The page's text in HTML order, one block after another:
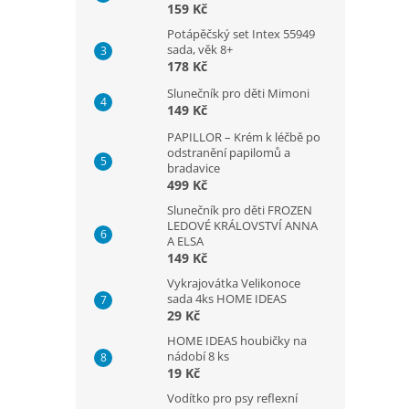
159 Kč
Potápěčský set Intex 55949
sada, věk 8+
178 Kč
Slunečník pro děti Mimoni
149 Kč
PAPILLOR – Krém k léčbě po
odstranění papilomů a
bradavice
499 Kč
Slunečník pro děti FROZEN
LEDOVÉ KRÁLOVSTVÍ ANNA
A ELSA
149 Kč
Vykrajovátka Velikonoce
sada 4ks HOME IDEAS
29 Kč
HOME IDEAS houbičky na
nádobí 8 ks
19 Kč
Vodítko pro psy reflexní